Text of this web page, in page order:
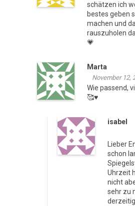
schätzen ich
bestes geben
machen und
rauszuholen
💗
Marta
November 12,
Wie passend,
🥰♥️
isabel
Lieber
schon
Uhrzeit
nicht
sehr zu